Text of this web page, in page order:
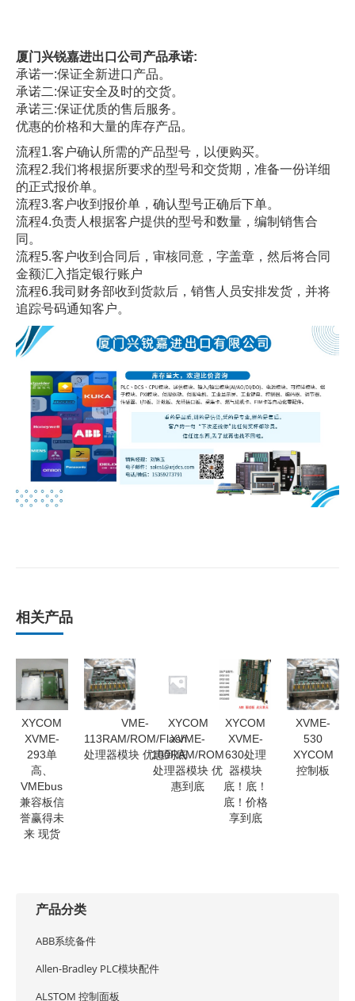
厦门兴锐嘉进出口公司产品承诺:
承诺一:保证全新进口产品。
承诺二:保证安全及时的交货。
承诺三:保证优质的售后服务。
优惠的价格和大量的库存产品。
流程1.客户确认所需的产品型号，以便购买。
流程2.我们将根据所要求的型号和交货期，准备一份详细
的正式报价单。
流程3.客户收到报价单，确认型号正确后下单。
流程4.负责人根据客户提供的型号和数量，编制销售合
同。
流程5.客户收到合同后，审核同意，字盖章，然后将合同
金额汇入指定银行账户
流程6.我司财务部收到货款后，销售人员安排发货，并将
追踪号码通知客户。
相关产品
XYCOM
XVME-
293单
高、
VMEbus
兼容板信
誉赢得未
来 现货
VME-
113RAM/ROM/Flash
处理器模块 优惠到底
XYCOM
XVME-
100RAM/ROM
处理器模块 优
惠到底
XYCOM
XVME-
630处理
器模块
底！底！
底！价格
享到底
XVME-
530
XYCOM
控制板
产品分类
ABB系统备件
Allen-Bradley PLC模块配件
ALSTOM 控制面板